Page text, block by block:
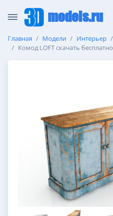
models.ru
Главная Модели Интерьер
Комод LOFT скачать бесплатно